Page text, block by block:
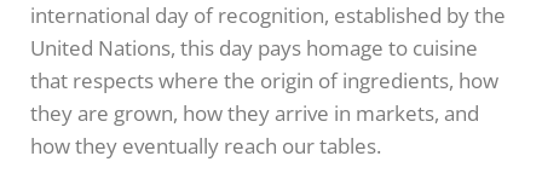
international day of recognition, established by the
United Nations, this day pays homage to cuisine
that respects where the origin of ingredients, how
they are grown, how they arrive in markets, and
how they eventually reach our tables.